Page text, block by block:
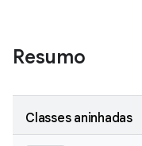
Resumo
Classes aninhadas